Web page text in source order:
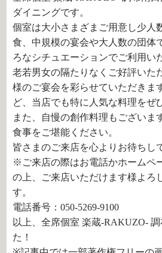
ダイニングです。
個室は大小さまざまご用意し少人
食、中規模の宴会や大人数の団体
ろなシチュエーションでご利用い
老若男女の隔たりなくご好評いた
様のご宴会を彩らせていただきま
ど、当店でも特に人気な料理をぜ
また、自慢の創作料理もございま
食事をご堪能ください。
皆さまのご来店を心よりお待ちし
※ご来店の際はお電話かホームペ
の上、ご来店いただけます様よろ
す。
電話番号：050-5269-9100
以上、全席個室 楽蔵‐RAKUZO‐
た！